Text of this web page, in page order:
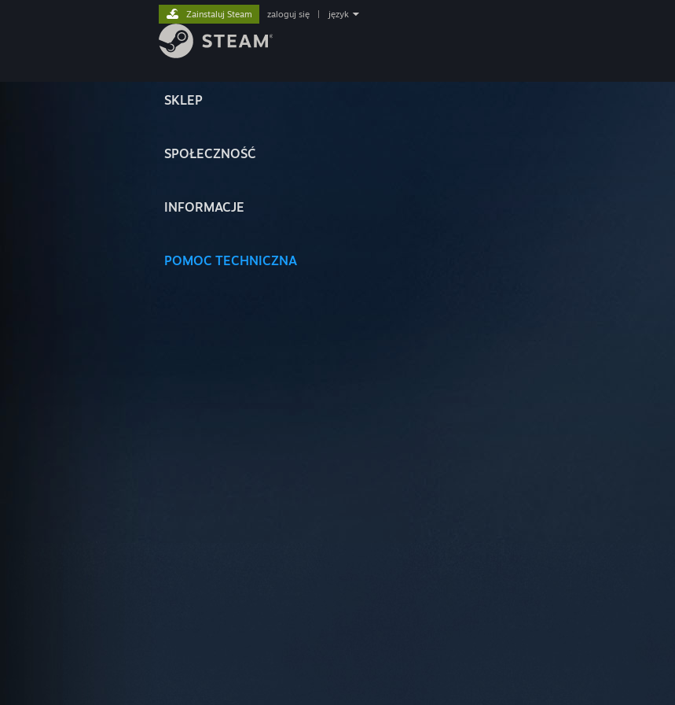
SKLEP
SPOŁECZNOŚĆ
INFORMACJE
POMOC TECHNICZNA
Zainstaluj Steam zaloguj się język